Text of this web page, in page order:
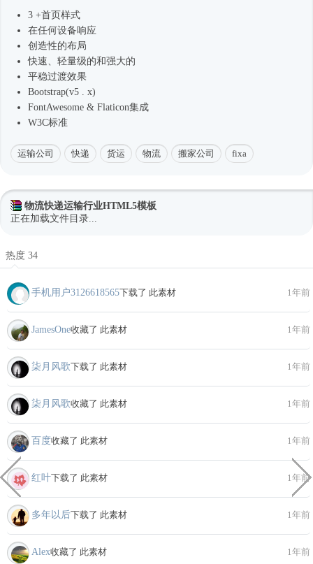
3 +首页样式
在任何设备响应
创造性的布局
快速、轻量级的和强大的
平稳过渡效果
Bootstrap(v5 . x)
FontAwesome & Flaticon集成
W3C标准
运输公司 快递 货运 物流 搬家公司 fixa
物流快递运输行业HTML5模板
正在加载文件目录...
热度 34
手机用户3126618565下载了 此素材 1年前
JamesOne收藏了 此素材 1年前
柒月风歌下载了 此素材 1年前
柒月风歌收藏了 此素材 1年前
百度收藏了 此素材 1年前
红叶下载了 此素材 1年前
多年以后下载了 此素材 1年前
Alex收藏了 此素材 1年前